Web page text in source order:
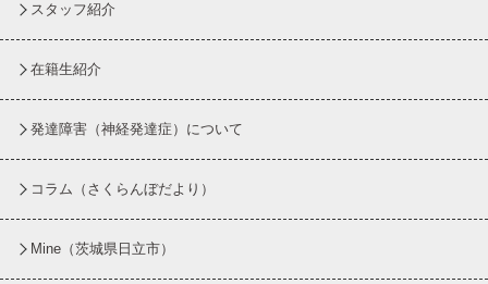
スタッフ紹介
在籍生紹介
発達障害（神経発達症）について
コラム （さくらんぼだより）
Mine（茨城県日立市）